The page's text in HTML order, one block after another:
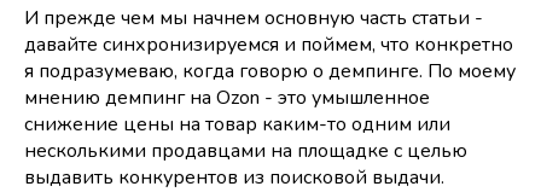
И прежде чем мы начнем основную часть статьи -
давайте синхронизируемся и поймем, что конкретно
я подразумеваю, когда говорю о демпинге. По моему
мнению демпинг на Ozon - это умышленное
снижение цены на товар каким-то одним или
несколькими продавцами на площадке с целью
выдавить конкурентов из поисковой выдачи.